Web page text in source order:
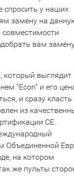
спросить у наших
замену на
вам
который выглядит
"Econ" и его
и сразу класть
из
CE.
Объединенной
на котором
же пульты